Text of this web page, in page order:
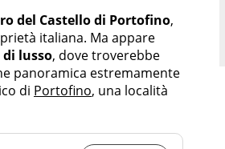
del Castello di Portofino,
italiana. Ma appare
lusso, dove troverebbe
panoramica estremamente
di Portofino, una località